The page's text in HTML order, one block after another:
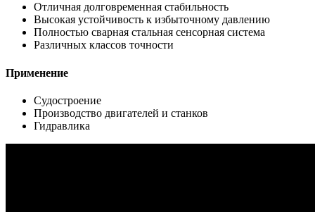
Отличная долговременная стабильность
Высокая устойчивость к избыточному давлению
Полностью сварная стальная сенсорная система
Различных классов точности
Применение
Судостроение
Производство двигателей и станков
Гидравлика